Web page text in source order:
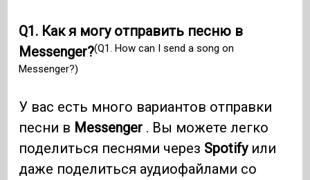
Q1. Как я могу отправить песню в
Messenger?(Q1. How can I send a song on
Messenger?)
У вас есть много вариантов отправки
песни в Messenger . Вы можете легко
поделиться песнями через Spotifyили
даже поделиться аудиофайлами со